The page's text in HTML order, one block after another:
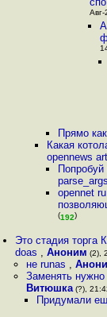
Прямо
Какая
opennews
opennet
(192)
Это стадия торга
doas ,Аноним (2),
не runas ,
Заменять
Витюшка(?),
Придумали